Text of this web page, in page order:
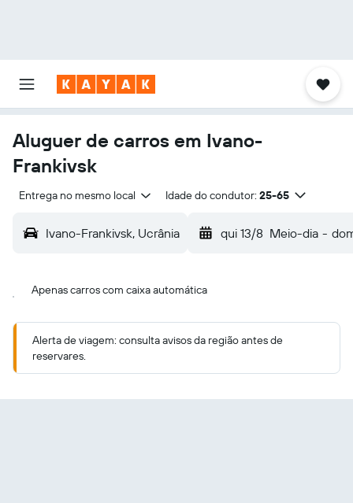
Aluguer de carros em Ivano-
Frankivsk
Entrega no mesmo local Idade do condutor: 25-65
Ivano-Frankivsk, Ucrânia qui 13/8 Meio-dia -
Apenas carros com caixa automática
Alerta de viagem: consulta avisos da região antes de
reservares.